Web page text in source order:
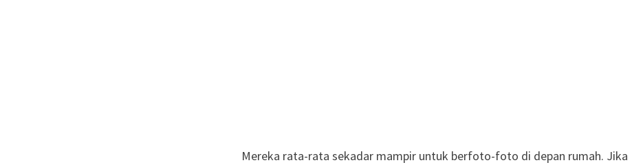
Mereka rata-rata sekadar mampir untuk berfoto-foto di depan rumah. Jika